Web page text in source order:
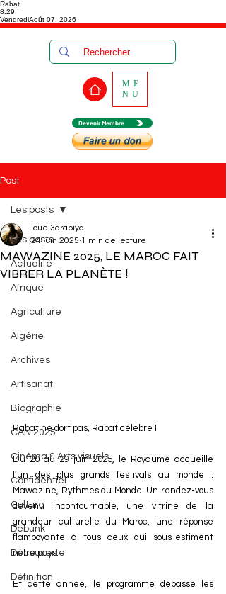
Rabat
8:29
VendrediAoût 07, 2026
Devenir Membre
ME
NU
Post
Les posts
Actualité
Afrique
Agriculture
Algérie
Archives
Artisanat
Biographie
CAN 2025
Cinéma & Arts visuels
Confidentiel
Culture
Debunk
Découverte
Définition
Les posts
MAWAZINE 2025, LE MAROC FAIT
VIBRER LA PLANÈTE !
louel3arabiya
24 juin 2025 1 min de lecture
Rabat ne dort pas, Rabat célèbre !
Du 20 au 29 juin 2025, le Royaume accueille
l’un des plus grands festivals au monde :
Mawazine, Rythmes du Monde. Un rendez-vous
devenu incontournable, une vitrine de la
grandeur culturelle du Maroc, une réponse
flamboyante à tous ceux qui sous-estiment
notre pays.
Et cette année, le programme dépasse les